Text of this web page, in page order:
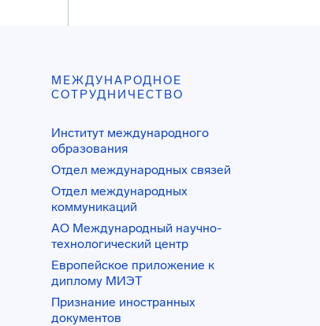
МЕЖДУНАРОДНОЕ
СОТРУДНИЧЕСТВО
Институт международного
образования
Отдел международных связей
Отдел международных
коммуникаций
АО Международный научно-
технологический центр
Европейское приложение к
диплому МИЭТ
Признание иностранных
документов